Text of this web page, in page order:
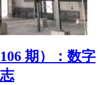
期）：数字